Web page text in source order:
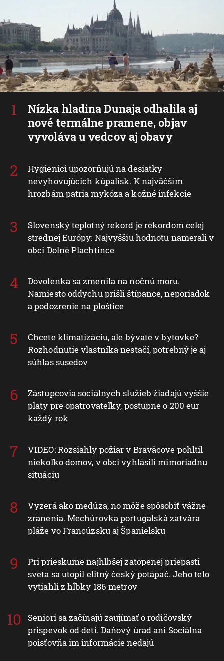
Nízka hladina Dunaja odhalila aj
nové termálne pramene, objav
vyvoláva u vedcov aj obavy
Hygienici upozorňujú na desiatky
nevyhovujúcich kúpalísk. K najväčším
hrozbám patria mykóza a kožné infekcie
Slovenský teplotný rekord je rekordom celej
strednej Európy: Najvyššiu hodnotu namerali v
obci Dolné Plachtince
Dovolenka sa zmenila na nočnú moru.
Namiesto oddychu prišli štípance, neporiadok
a podozrenie na ploštice
Chcete klimatizáciu, ale bývate v bytovke?
Rozhodnutie vlastníka nestačí, potrebný je aj
súhlas susedov
Zástupcovia sociálnych služieb žiadajú vyššie
platy pre opatrovateľky, postupne o 200 eur
každý rok
VIDEO: Rozsiahly požiar v Braväcove pohltil
niekoľko domov, v obci vyhlásili mimoriadnu
situáciu
Vyzerá ako medúza, no môže spôsobiť vážne
zranenia. Mechúrovka portugalská zatvára
pláže vo Francúzsku aj Španielsku
Pri prieskume najhlbšej zatopenej priepasti
sveta sa utopil elitný český potápač. Jeho telo
vytiahli z hĺbky 186 metrov
Seniori sa začínajú zaujímať o rodičovský
príspevok od detí. Daňový úrad ani Sociálna
poisťovňa im informácie nedajú